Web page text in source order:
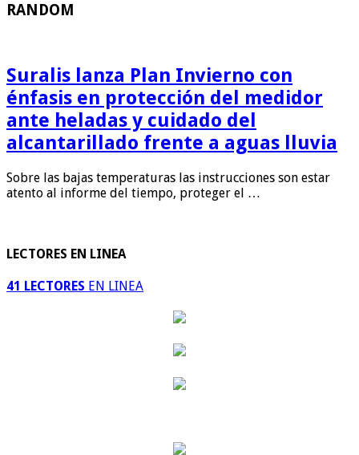
RANDOM
Suralis lanza Plan Invierno con
énfasis en protección del medidor
ante heladas y cuidado del
alcantarillado frente a aguas lluvia
Sobre las bajas temperaturas las instrucciones son estar
atento al informe del tiempo, proteger el …
LECTORES EN LINEA
41 LECTORES EN LINEA